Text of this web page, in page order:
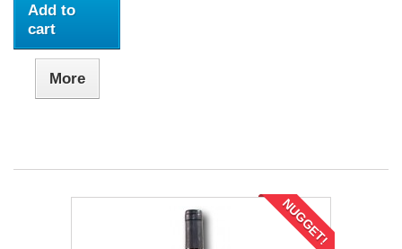
Add to
cart
More
NUGGET!